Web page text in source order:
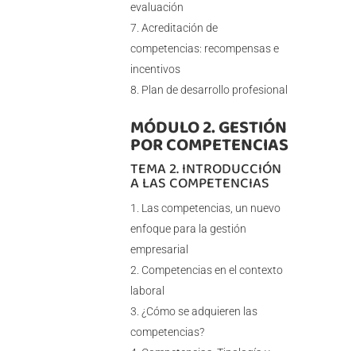
evaluación
Acreditación de
competencias: recompensas e
incentivos
Plan de desarrollo profesional
MÓDULO 2. GESTIÓN
POR COMPETENCIAS
TEMA 2. INTRODUCCIÓN
A LAS COMPETENCIAS
Las competencias, un nuevo
enfoque para la gestión
empresarial
Competencias en el contexto
laboral
¿Cómo se adquieren las
competencias?